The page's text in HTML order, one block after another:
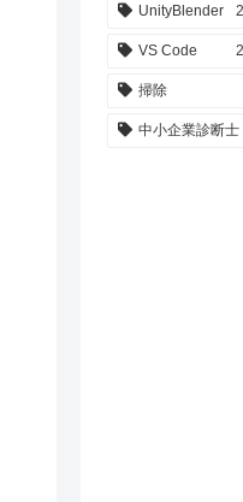
UnityBlender 2
VS Code 2
掃除
中小企業診断士